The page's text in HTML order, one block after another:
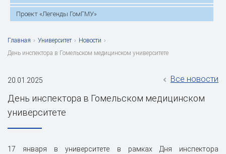
Проект «Легенды ГомГМУ»
Главная › Университет › Новости ›
День инспектора в Гомельском медицинском университете
20.01.2025 Все новости
День инспектора в Гомельском медицинском
университете
17 января в университете в рамках Дня инспектора